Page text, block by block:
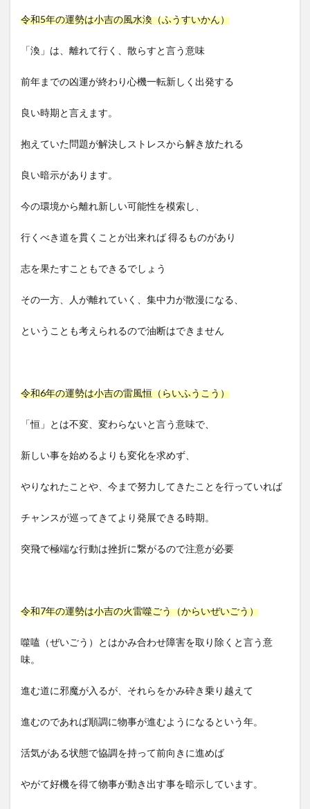
令和5年の運勢は小吉の風水渙（ふうすいかん）
「渙」は、離れて行く、散らすと言う意味
前年までの凶運が終わり心機一転新しく出発する
良い時期と言えます。
抱えていた問題が解決しストレスから解き放たれる
良い暗示があります。
今の環境から離れ新しい可能性を模索し、
行くべき道を貫くことが出来れば 得るものがあり
志を果たすこともできるでしょう
その一方、人が離れていく、集中力が散漫になる、
ということも考えられるので油断はできません
令和6年の運勢は小吉の雷風恒（らいふうこう）
「恒」とは不変、変わらないと言う意味で、
新しい事を始めるよりも変化を求めず、
やりなれたことや、今まで努力してきたことを行っていれば
チャンスが巡ってきてより発展できる時期。
突飛で極端な行動は挫折に繋がるので注意が必要
令和7年の運勢は小吉の火雷噬ごう（からいぜいごう）
噬嗑（ぜいごう）とはかみ合わせ障害を取り除くと言う意
味。
進む道に邪魔が入るが、それらをかみ砕き乗り越えて
進むのであれば順調に物事が進むようになるという年。
活気がある状態で協調を持って前向きに進めば
やがて好機を得て物事が動き出す事を暗示しています。